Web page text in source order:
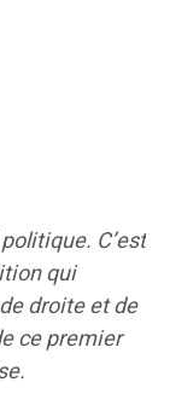
C’est
qui
droite et de
ce premier